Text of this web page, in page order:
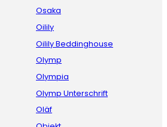
Osaka
Oilily
Oilily Beddinghouse
Olymp
Olympia
Olymp Unterschrift
Oläf